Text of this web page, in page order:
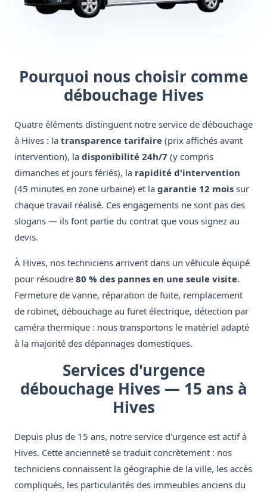
Pourquoi nous choisir comme
débouchage Hives
Quatre éléments distinguent notre service de débouchage
à Hives : la transparence tarifaire (prix affichés avant
intervention), la disponibilité 24h/7 (y compris
dimanches et jours fériés), la rapidité d'intervention
(45 minutes en zone urbaine) et la garantie 12 mois sur
chaque travail réalisé. Ces engagements ne sont pas des
slogans — ils font partie du contrat que vous signez au
devis.
À Hives, nos techniciens arrivent dans un véhicule équipé
pour résoudre 80 % des pannes en une seule visite.
Fermeture de vanne, réparation de fuite, remplacement
de robinet, débouchage au furet électrique, détection par
caméra thermique : nous transportons le matériel adapté
à la majorité des dépannages domestiques.
Services d'urgence
débouchage Hives — 15 ans à
Hives
Depuis plus de 15 ans, notre service d'urgence est actif à
Hives. Cette ancienneté se traduit concrètement : nos
techniciens connaissent la géographie de la ville, les accès
compliqués, les particularités des immeubles anciens du